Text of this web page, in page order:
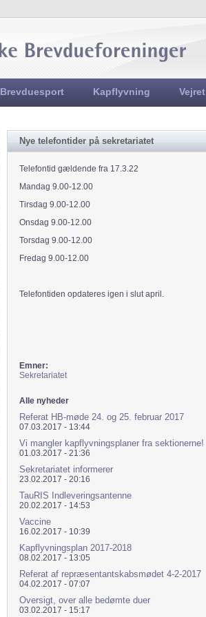
Brevduesport Kapflyvning Vejret
Nye telefontider på sekretariatet
Telefontid gældende fra 17.3.22
Mandag 9.00-12.00
Tirsdag 9.00-12.00
Onsdag 9.00-12.00
Torsdag 9.00-12.00
Fredag 9.00-12.00
Telefontiden opdateres igen i slut april.
Emner:
Sekretariatet
Alle nyheder
Referat HB-møde 24. og 25. februar 2017
07.03.2017 - 13:44
Vi mangler kapflyvningsplaner fra sektionerne!
01.03.2017 - 21:36
Sekretariatet informerer
23.02.2017 - 20:16
TauRIS Indleveringsantenne
20.02.2017 - 14:53
Vaccine
16.02.2017 - 10:39
Kapflyvningsplan 2017-2018
08.02.2017 - 13:05
Referat af repræsentantskabsmødet 4-2-2017
04.02.2017 - 07:07
Oversigt, over alle bedømte duer
03.02.2017 - 15:17